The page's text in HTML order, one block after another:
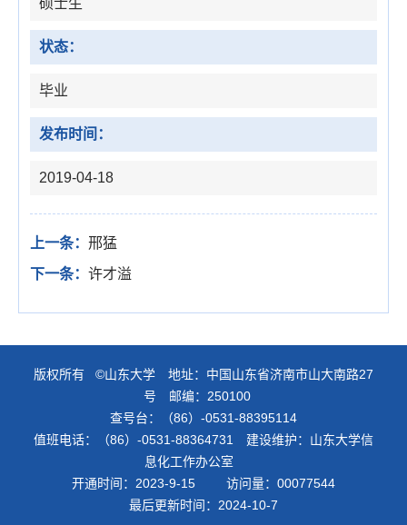
硕士生
状态：
毕业
发布时间：
2019-04-18
上一条： 邢猛
下一条： 许才溢
版权所有 ©山东大学 地址：中国山东省济南市山大南路27
号 邮编：250100
查号台：（86）-0531-88395114
值班电话：（86）-0531-88364731 建设维护：山东大学信
息化工作办公室
开通时间： 2023-9-15 访问量： 00077544
最后更新时间： 2024-10-7